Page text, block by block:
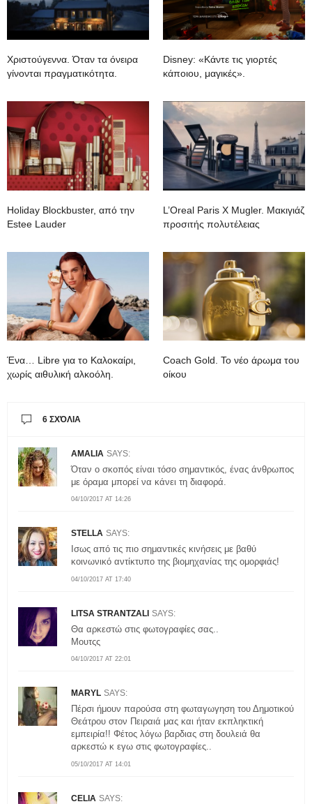
Xριστούγεννα. Όταν τα όνειρα
γίνονται πραγματικότητα.
Disney: «Κάντε τις γιορτές
κάποιου, μαγικές».
Holiday Blockbuster, από την
Estee Lauder
L’Oreal Paris X Mugler. Mακιγιάζ
προσιτής πολυτέλειας
Ένα… Libre για το Καλοκαίρι,
χωρίς αιθυλική αλκοόλη.
Coach Gold. To νέο άρωμα του
οίκου
6 ΣΧΌΛΙΑ
AMALIA SAYS:
04/10/2017 AT 14:26
Όταν ο σκοπός είναι τόσο σημαντικός, ένας άνθρωπος
με όραμα μπορεί να κάνει τη διαφορά.
STELLA SAYS:
04/10/2017 AT 17:40
Ισως από τις πιο σημαντικές κινήσεις με βαθύ
κοινωνικό αντίκτυπο της βιομηχανίας της ομορφιάς!
LITSA STRANTZALI SAYS:
04/10/2017 AT 22:01
Θα αρκεστώ στις φωτογραφίες σας..
Μουτςς
MARYL SAYS:
05/10/2017 AT 14:01
Πέρσι ήμουν παρούσα στη φωταγωγηση του Δημοτικού
Θεάτρου στον Πειραιά μας και ήταν εκπληκτική
εμπειρία!! Φέτος λόγω βαρδιας στη δουλειά θα
αρκεστώ κ εγω στις φωτογραφίες..
CELIA SAYS: